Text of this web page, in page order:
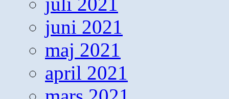
juni 2021
maj 2021
april 2021